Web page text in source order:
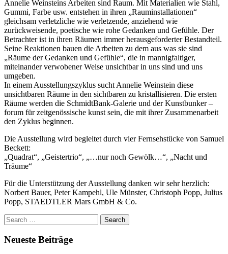
Annelie Weinsteins Arbeiten sind Raum. Mit Materialien wie Stahl,
Gummi, Farbe usw. entstehen in ihren „Rauminstallationen“
gleichsam verletzliche wie verletzende, anziehend wie
zurückweisende, poetische wie rohe Gedanken und Gefühle. Der
Betrachter ist in ihren Räumen immer herausgeforderter Bestandteil.
Seine Reaktionen bauen die Arbeiten zu dem aus was sie sind
„Räume der Gedanken und Gefühle“, die in mannigfaltiger,
miteinander verwobener Weise unsichtbar in uns sind und uns
umgeben.
In einem Ausstellungszyklus sucht Annelie Weinstein diese
unsichtbaren Räume in den sichtbaren zu kristallisieren. Die ersten
Räume werden die SchmidtBank-Galerie und der Kunstbunker –
forum für zeitgenössische kunst sein, die mit ihrer Zusammenarbeit
den Zyklus beginnen.
Die Ausstellung wird begleitet durch vier Fernsehstücke von Samuel
Beckett:
„Quadrat“, „Geistertrio“, „…nur noch Gewölk…“, „Nacht und
Träume“
Für die Unterstützung der Ausstellung danken wir sehr herzlich:
Norbert Bauer, Peter Kampehl, Ule Münster, Christoph Popp, Julius
Popp, STAEDTLER Mars GmbH & Co.
Neueste Beiträge